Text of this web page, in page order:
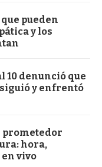
pueden
y los
10 denunció que
y enfrentó
prometedor
hora,
vivo